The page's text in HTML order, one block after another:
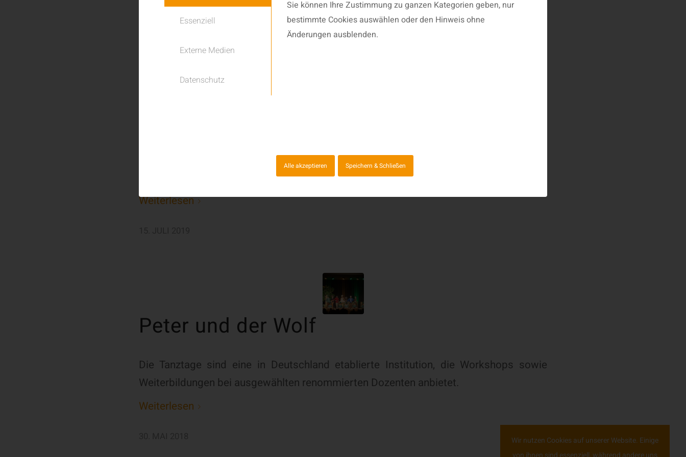
Essenziell
Externe Medien
Datenschutz
Sie können Ihre Zustimmung zu ganzen Kategorien geben, nur
bestimmte Cookies auswählen oder den Hinweis ohne
Änderungen ausblenden.
Alle akzeptieren Speichern & Schließen
13. JANUAR 2020
Wir werden dieses Jahr beim „International Dance Camp Festival“ in Konstanz vertreten
Weiterlesen
Peter und der Wolf
Die Tanztage sind eine in Deutschland etablierte Institution, die Workshops sowie
Weiterbildungen bei ausgewählten renommierten Dozenten anbietet.
Weiterlesen
Wir nutzen Cookies auf unserer Website. Einige